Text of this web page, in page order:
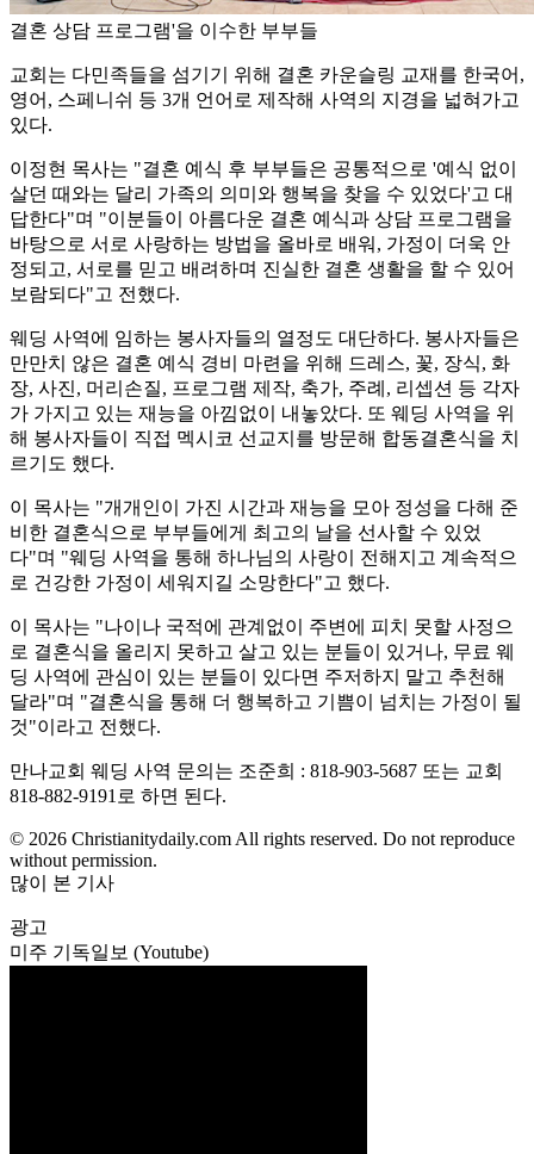
결혼 상담 프로그램'을 이수한 부부들
교회는 다민족들을 섬기기 위해 결혼 카운슬링 교재를 한국어,
영어, 스페니쉬 등 3개 언어로 제작해 사역의 지경을 넓혀가고
있다.
이정현 목사는 "결혼 예식 후 부부들은 공통적으로 '예식 없이
살던 때와는 달리 가족의 의미와 행복을 찾을 수 있었다'고 대
답한다"며 "이분들이 아름다운 결혼 예식과 상담 프로그램을
바탕으로 서로 사랑하는 방법을 올바로 배워, 가정이 더욱 안
정되고, 서로를 믿고 배려하며 진실한 결혼 생활을 할 수 있어
보람되다"고 전했다.
웨딩 사역에 임하는 봉사자들의 열정도 대단하다. 봉사자들은
만만치 않은 결혼 예식 경비 마련을 위해 드레스, 꽃, 장식, 화
장, 사진, 머리손질, 프로그램 제작, 축가, 주례, 리셉션 등 각자
가 가지고 있는 재능을 아낌없이 내놓았다. 또 웨딩 사역을 위
해 봉사자들이 직접 멕시코 선교지를 방문해 합동결혼식을 치
르기도 했다.
이 목사는 "개개인이 가진 시간과 재능을 모아 정성을 다해 준
비한 결혼식으로 부부들에게 최고의 날을 선사할 수 있었
다"며 "웨딩 사역을 통해 하나님의 사랑이 전해지고 계속적으
로 건강한 가정이 세워지길 소망한다"고 했다.
이 목사는 "나이나 국적에 관계없이 주변에 피치 못할 사정으
로 결혼식을 올리지 못하고 살고 있는 분들이 있거나, 무료 웨
딩 사역에 관심이 있는 분들이 있다면 주저하지 말고 추천해
달라"며 "결혼식을 통해 더 행복하고 기쁨이 넘치는 가정이 될
것"이라고 전했다.
만나교회 웨딩 사역 문의는 조준희 : 818-903-5687 또는 교회
818-882-9191로 하면 된다.
© 2026 Christianitydaily.com All rights reserved. Do not reproduce
without permission.
많이 본 기사
광고
미주 기독일보 (Youtube)